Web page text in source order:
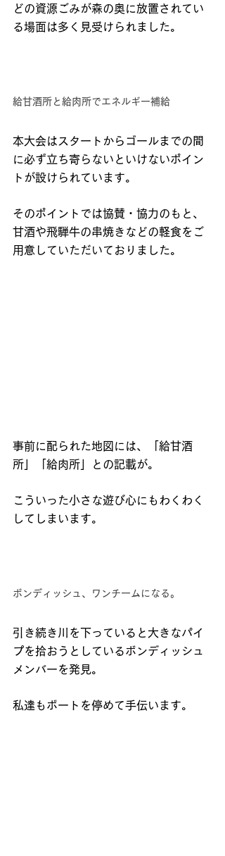
どの資源ごみが森の奥に放置されてい
る場面は多く見受けられました。
給甘酒所と給肉所でエネルギー補給
本大会はスタートからゴールまでの間
に必ず立ち寄らないといけないポイン
トが設けられています。
そのポイントでは協賛・協力のもと、
甘酒や飛騨牛の串焼きなどの軽食をご
用意していただいておりました。
事前に配られた地図には、「給甘酒
所」「給肉所」との記載が。
こういった小さな遊び心にもわくわく
してしまいます。
ボンディッシュ、ワンチームになる。
引き続き川を下っていると大きなパイ
プを拾おうとしているボンディッシュ
メンバーを発見。
私達もボートを停めて手伝います。